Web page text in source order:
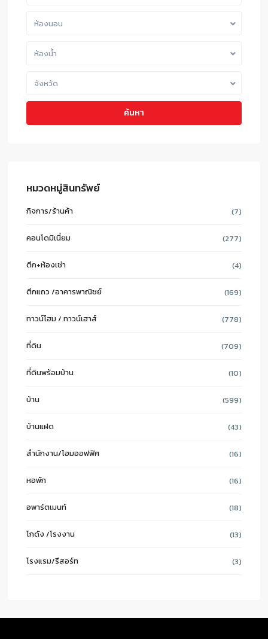
ห้องนอน
ห้องน้ำ
จังหวัด
ค้นหา
หมวดหมู่สินทรัพย์
กิจการ/ร้านค้า (7)
คอนโดมิเนี่ยม (277)
ตึก+ห้องเช่า (4)
ตึกแถว /อาคารพาณิชย์ (169)
ทาวน์โฮม / ทาวน์เฮาส์ (778)
ที่ดิน (709)
ที่ดินพร้อมบ้าน (10)
บ้าน (599)
บ้านแฝด (43)
สำนักงาน/โฮมออฟฟิศ (16)
หอพัก (16)
อพาร์ตเมนท์ (18)
โกดัง /โรงงาน (13)
โรงแรม/รีสอร์ท (3)